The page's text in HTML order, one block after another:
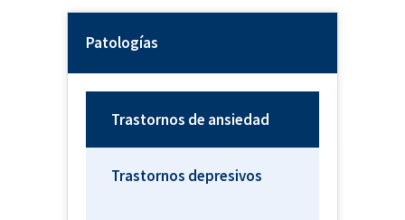
Patologías
Trastornos de ansiedad
Trastornos depresivos